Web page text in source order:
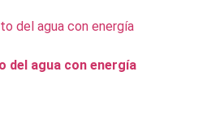
del agua con energía